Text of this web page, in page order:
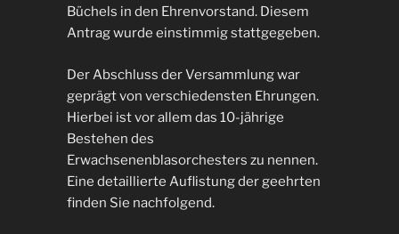
Büchels in den Ehrenvorstand. Diesem
Antrag wurde einstimmig stattgegeben.
Der Abschluss der Versammlung war
geprägt von verschiedensten Ehrungen.
Hierbei ist vor allem das 10-jährige
Bestehen des
Erwachsenenblasorchesters zu nennen.
Eine detaillierte Auflistung der geehrten
finden Sie nachfolgend.